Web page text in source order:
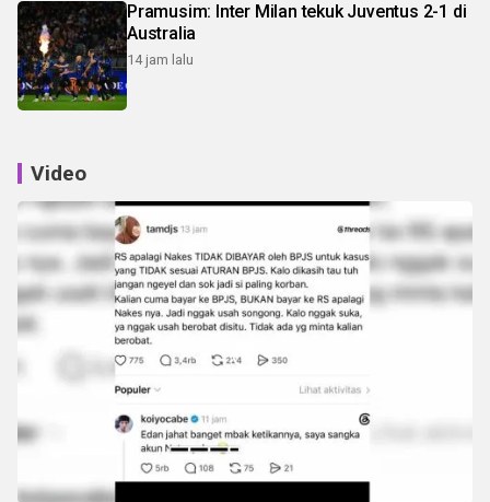
Pramusim: Inter Milan tekuk Juventus 2-1 di
Australia
14 jam lalu
Video